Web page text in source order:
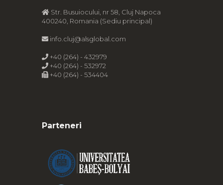
Str. Busuiocului, nr 58, Cluj Napoca
400240, Romania (Sediu principal)
info.cluj@alsglobal.com
+40 (264) - 432979
+40 (264) - 532972
+40 (264) - 534404
Parteneri